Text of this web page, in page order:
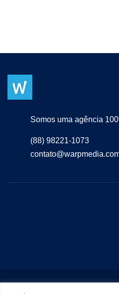
Somos uma agência
(88) 98221-1073